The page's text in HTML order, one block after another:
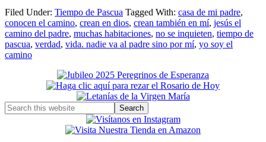
Filed Under: Tiempo de Pascua Tagged With: casa de mi padre,
conocen el camino, crean en dios, crean también en mí, jesús el
camino del padre, muchas habitaciones, no se inquieten, tiempo de
pascua, verdad, vida. nadie va al padre sino por mí, yo soy el
camino
Primary
Sidebar
Search
this